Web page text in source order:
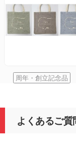
周年・創立記念品
よくあるご質